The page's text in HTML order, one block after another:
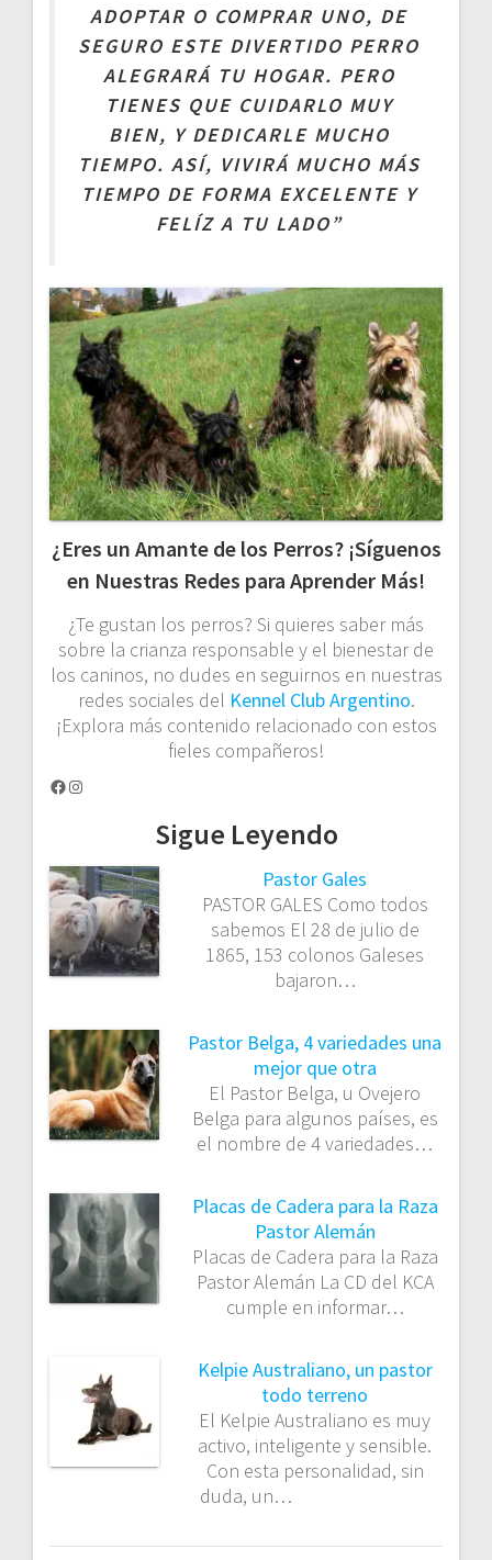
ADOPTAR O COMPRAR UNO, DE
SEGURO ESTE DIVERTIDO PERRO
ALEGRARÁ TU HOGAR. PERO
TIENES QUE CUIDARLO MUY
BIEN, Y DEDICARLE MUCHO
TIEMPO. ASÍ, VIVIRÁ MUCHO MÁS
TIEMPO DE FORMA EXCELENTE Y
FELÍZ A TU LADO”
¿Eres un Amante de los Perros? ¡Síguenos
en Nuestras Redes para Aprender Más!
¿Te gustan los perros? Si quieres saber más
sobre la crianza responsable y el bienestar de
los caninos, no dudes en seguirnos en nuestras
redes sociales del Kennel Club Argentino.
¡Explora más contenido relacionado con estos
fieles compañeros!
Facebook
Instagram
Sigue Leyendo
Pastor Gales
PASTOR GALES Como todos
sabemos El 28 de julio de
1865, 153 colonos Galeses
bajaron…
Pastor Belga, 4 variedades una
mejor que otra
El Pastor Belga, u Ovejero
Belga para algunos países, es
el nombre de 4 variedades…
Placas de Cadera para la Raza
Pastor Alemán
Placas de Cadera para la Raza
Pastor Alemán La CD del KCA
cumple en informar…
Kelpie Australiano, un pastor
todo terreno
El Kelpie Australiano es muy
activo, inteligente y sensible.
Con esta personalidad, sin
duda, un…